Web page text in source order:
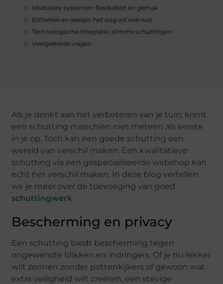
Modulaire systemen: flexibiliteit en gemak
Esthetiek en design: het oog wil ook wat
Technologische integratie: slimme schuttingen
Veelgestelde vragen
Als je denkt aan het verbeteren van je tuin, komt
een schutting misschien niet meteen als eerste
in je op. Toch kan een goede schutting een
wereld van verschil maken. Een kwalitatieve
schutting via een gespecialiseerde webshop kan
echt het verschil maken. In deze blog vertellen
we je meer over de toevoeging van goed
schuttingwerk.
Bescherming en privacy
Een schutting biedt bescherming tegen
ongewenste blikken en indringers. Of je nu lekker
wilt zonnen zonder pottenkijkers of gewoon wat
extra veiligheid wilt creëren, een stevige